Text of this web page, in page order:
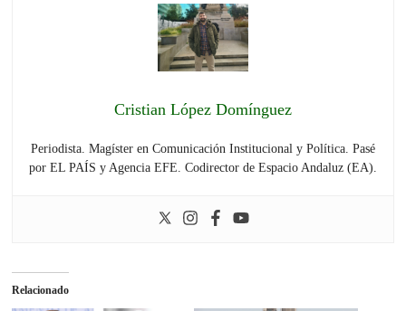
Cristian López Domínguez
Periodista. Magíster en Comunicación Institucional y Política. Pasé
por EL PAÍS y Agencia EFE. Codirector de Espacio Andaluz (EA).
Relacionado